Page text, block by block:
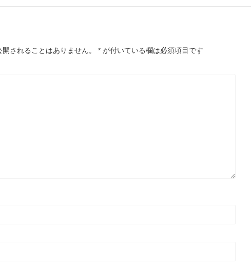
されることはありません。 * が付いている欄は必須項目です